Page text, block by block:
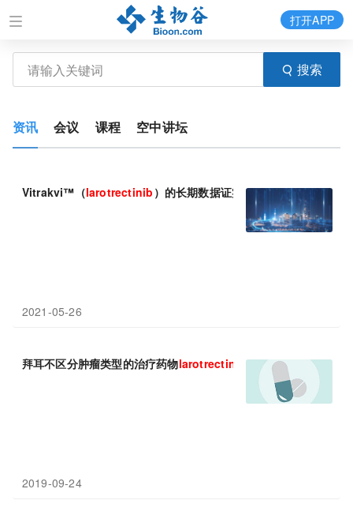
搜索
打开APP
资讯 会议 课程 空中讲坛
Vitrakvi™（larotrectinib ）的长期数据证实，在所有肿瘤类型和
2021-05-26
拜耳不区分肿瘤类型的治疗药物larotrectinib获欧盟批准
2019-09-24